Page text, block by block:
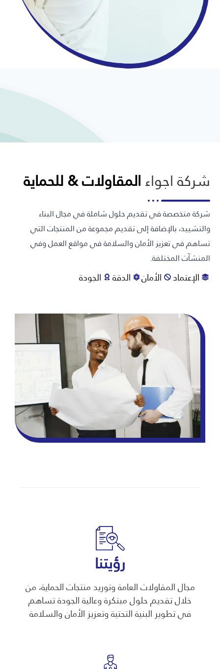
شركة اجواءالمقاولات & للحماية
شركة متخصصة في تقديم حلول شاملة في مجال البناء
والتشييد، بالإضافة إلى تقديم مجموعة من المنتجات التي
تساهم في تعزيز الأمان والسلامة في مواقع العمل وفي
المنشآت المختلفة.
الإعتماد الأمان الدقة الجودة
رؤيتنا
مجال المقاولات العامة وتوريد منتجات الحماية، من
خلال تقديم حلول مبتكرة وعالية الجودة تساهم
في تطوير البنية التحتية وتعزيز الأمان والسلامة